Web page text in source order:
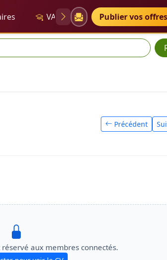
VAE Diplômes
Publier vos offres
Précédent
réservé aux membres connectés.